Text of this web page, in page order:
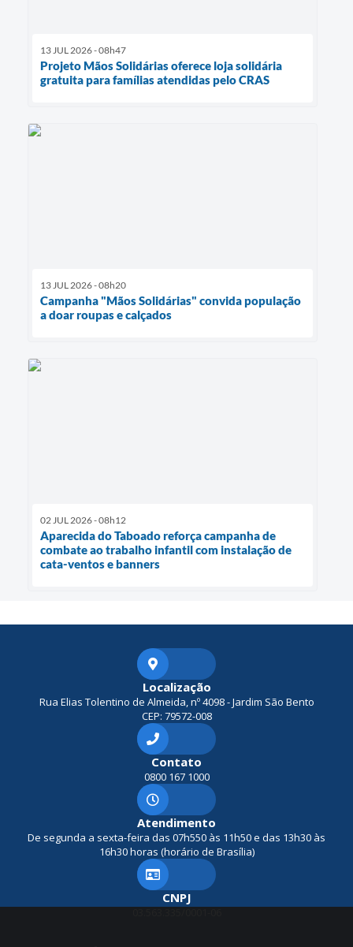
13 JUL 2026 - 08h47
Projeto Mãos Solidárias oferece loja solidária
gratuita para famílias atendidas pelo CRAS
13 JUL 2026 - 08h20
Campanha "Mãos Solidárias" convida população
a doar roupas e calçados
02 JUL 2026 - 08h12
Aparecida do Taboado reforça campanha de
combate ao trabalho infantil com instalação de
cata-ventos e banners
Localização
Rua Elias Tolentino de Almeida, nº 4098 - Jardim São Bento
CEP: 79572-008
Contato
0800 167 1000
Atendimento
De segunda a sexta-feira das 07h550 às 11h50 e das 13h30 às
16h30 horas (horário de Brasília)
CNPJ